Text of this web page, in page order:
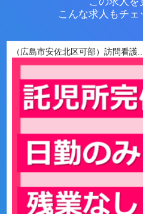
こんな求人もチ
（広島市安佐北区可部）訪問看護